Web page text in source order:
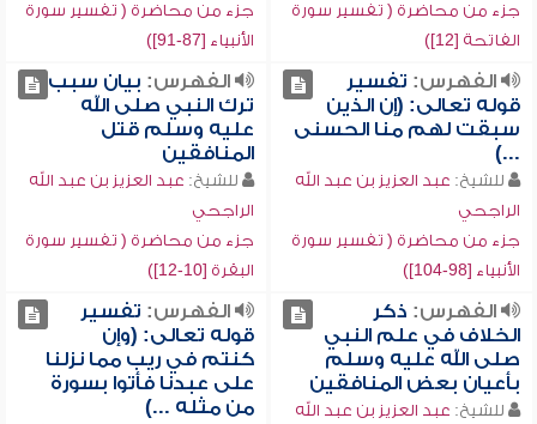
جزء من محاضرة ( تفسير سورة
الفاتحة [12])
جزء من محاضرة ( تفسير سورة
الأنبياء [87-91])
الفهرس: تفسير
قوله تعالى: (إن الذين
سبقت لهم منا الحسنى
...)
للشيخ: عبد العزيز بن عبد الله
الراجحي
جزء من محاضرة ( تفسير سورة
الأنبياء [98-104])
الفهرس: بيان سبب
ترك النبي صلى الله
عليه وسلم قتل
المنافقين
للشيخ: عبد العزيز بن عبد الله
الراجحي
جزء من محاضرة ( تفسير سورة
البقرة [10-12])
الفهرس: ذكر
الخلاف في علم النبي
صلى الله عليه وسلم
بأعيان بعض المنافقين
للشيخ: عبد العزيز بن عبد الله
الفهرس: تفسير
قوله تعالى: (وإن
كنتم في ريب مما نزلنا
على عبدنا فأتوا بسورة
من مثله ...)